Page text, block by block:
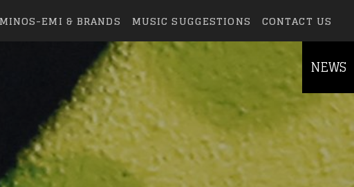
MINOS-EMI & BRANDS MUSIC SUGGESTIONS CONTACT US
NEWS